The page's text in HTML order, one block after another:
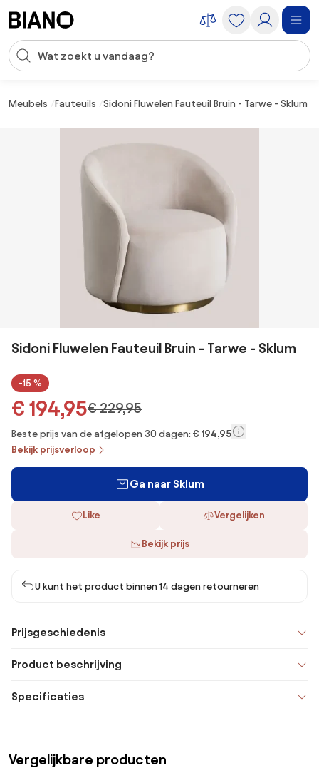
Zoekopdracht invoeren
Meubels Fauteuils Sidoni Fluwelen Fauteuil Bruin - Tarwe - Sklum
Sidoni Fluwelen Fauteuil Bruin - Tarwe - Sklum
-15 %
€ 194,95€ 229,95
Beste prijs van de afgelopen 30 dagen: € 194,95
Bekijk prijsverloop
Ga naar Sklum
Like Vergelijken
Bekijk prijs
U kunt het product binnen 14 dagen retourneren
Prijsgeschiedenis
Product beschrijving
Specificaties
Vergelijkbare producten